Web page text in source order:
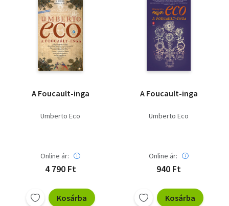
Tankönyv, segédkönyv
Társadalomtudomány
Természettudomány
A Foucault-inga
Umberto Eco
Online ár:
4 790 Ft
Kosárba
A Foucault-inga
Umberto Eco
Online ár:
940 Ft
Kosárba